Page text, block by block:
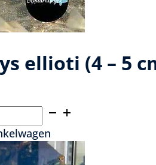
de
productpagina
ellioti (4 – 5